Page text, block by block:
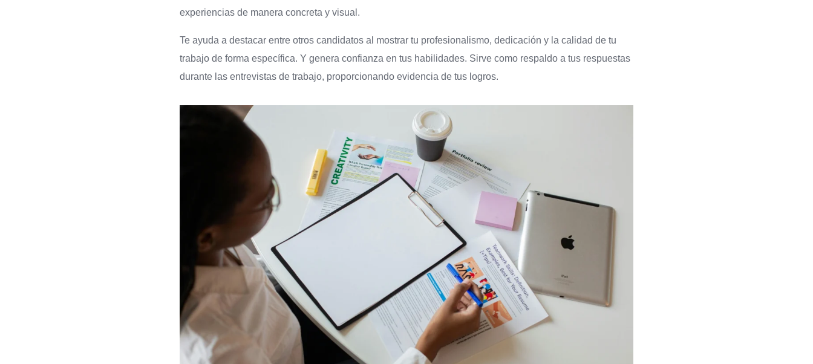
experiencias de manera concreta y visual.
Te ayuda a destacar entre otros candidatos al mostrar tu profesionalismo, dedicación y la calidad de tu
trabajo de forma específica. Y genera confianza en tus habilidades. Sirve como respaldo a tus respuestas
durante las entrevistas de trabajo, proporcionando evidencia de tus logros.